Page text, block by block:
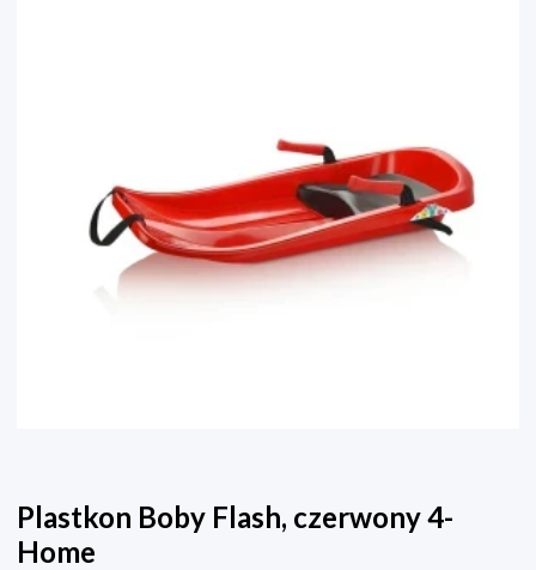
Plastkon Boby Flash, czerwony 4-
Home